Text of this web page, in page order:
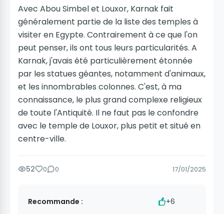
Avec Abou Simbel et Louxor, Karnak fait
généralement partie de la liste des temples à
visiter en Egypte. Contrairement à ce que l'on
peut penser, ils ont tous leurs particularités. A
Karnak, j'avais été particulièrement étonnée
par les statues géantes, notamment d'animaux,
et les innombrables colonnes. C'est, à ma
connaissance, le plus grand complexe religieux
de toute l'Antiquité. Il ne faut pas le confondre
avec le temple de Louxor, plus petit et situé en
centre-ville.
52 0 0 17/01/2025
Recommande :
+6